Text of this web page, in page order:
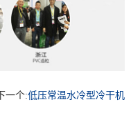
下一个:低压常温水冷型冷干机